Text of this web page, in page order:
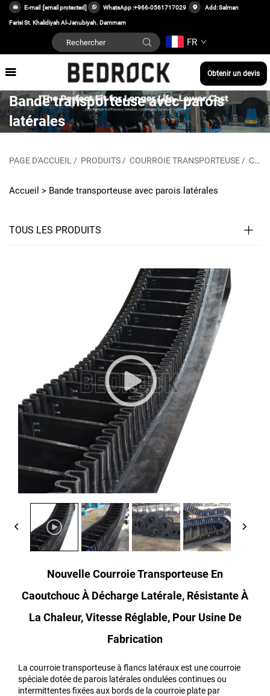
E-mail :[email protected] WhatsApp :+966-0561717029 Add: Salman
Farisi St. Khalidiyah Al-Janubiyah. Dammam
FR
Obtenir un devis
Bande transporteuse avec parois
latérales
PAGE D'ACCUEIL / PRODUITS / COURROIE TRANSPORTEUSE / COURROIE LATÉRALE
Accueil > Bande transporteuse avec parois latérales
TOUS LES PRODUITS
Nouvelle Courroie Transporteuse En
Caoutchouc À Décharge Latérale, Résistante À
La Chaleur, Vitesse Réglable, Pour Usine De
Fabrication
La courroie transporteuse à flancs latéraux est une courroie
spéciale dotée de parois latérales ondulées continues ou
intermittentes fixées aux bords de la courroie plate par